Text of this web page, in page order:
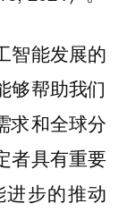
智能发展的
够帮助我们
求和全球分
者具有重要
步的推动